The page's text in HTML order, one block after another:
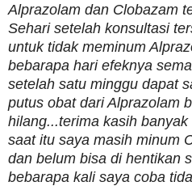
Alprazolam dan Clobazam
Sehari setelah konsultasi
untuk tidak meminum
bebarapa hari efeknya
setelah satu minggu dapat
putus obat dari Alprazolam
hilang...terima kasih
saat itu saya masih minum
dan belum bisa di hentikan
bebarapa kali saya coba